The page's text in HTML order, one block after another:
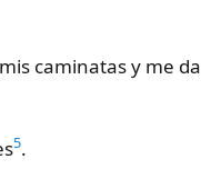
caminatas y me
5.